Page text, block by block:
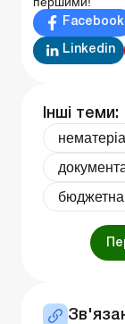
Facebook
Linkedin
Інші теми: